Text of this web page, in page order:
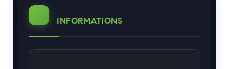
INFORMATIONS